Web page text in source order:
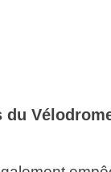
du